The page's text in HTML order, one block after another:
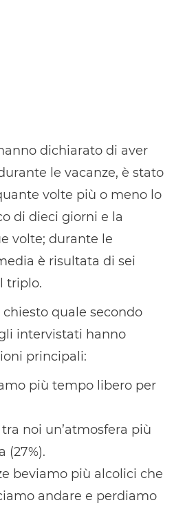
dichiarato di aver
le vacanze, è stato
volte più o meno lo
di dieci giorni e la
volte; durante le
è risultata di sei
triplo.
quale secondo
intervistati hanno
principali:
più tempo libero per
noi un’atmosfera più
(27%).
beviamo più alcolici che
andare e perdiamo